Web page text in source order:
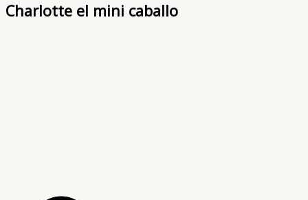
Charlotte el mini caballo